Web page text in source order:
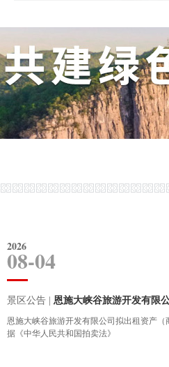
彩虹瀑布
崖壁上灰黑色三块巨型为瀑布数万年形
钙华体，该瀑布是地缝中众多瀑布中第
被阳光照射到的，每当...
大楼门峰丛
大楼门峰丛
十座石灰岩石峰石柱，嶙...
为三叠系灰岩中发育的巨型柱状岩体群，
不同于峰林及石林，而...
2026
08-04
景区公告 | 恩施大峡谷旅游开发有限
恩施大峡谷旅游开发有限公司拟出租资产（
据《中华人民共和国拍卖法》